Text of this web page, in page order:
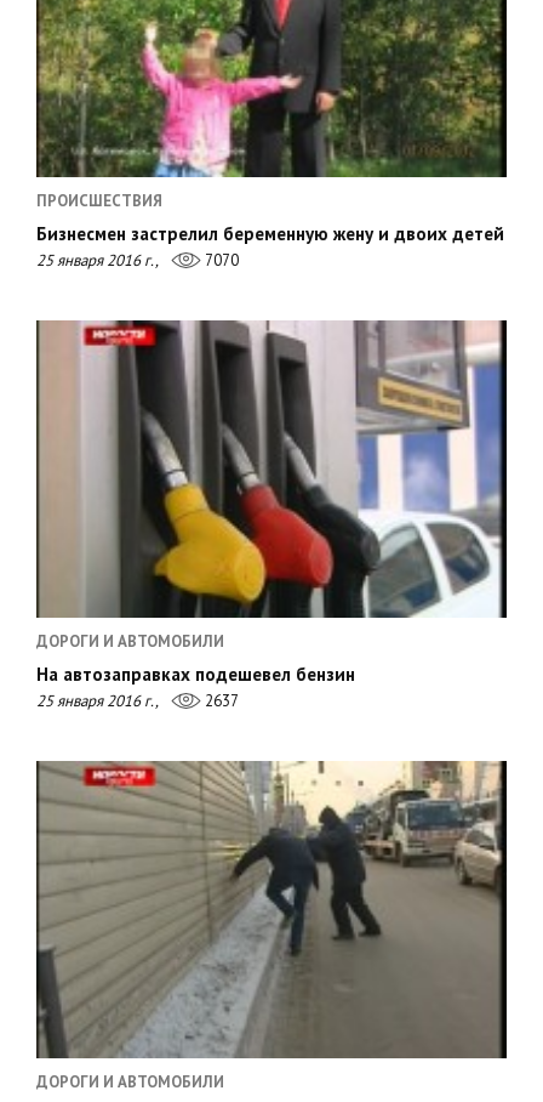
ПРОИСШЕСТВИЯ
Бизнесмен застрелил беременную жену и двоих детей
25 января 2016 г., 7070
ДОРОГИ И АВТОМОБИЛИ
На автозаправках подешевел бензин
25 января 2016 г., 2637
ДОРОГИ И АВТОМОБИЛИ